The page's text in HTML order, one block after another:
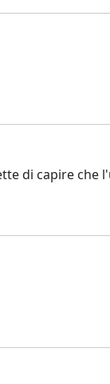
di capire che